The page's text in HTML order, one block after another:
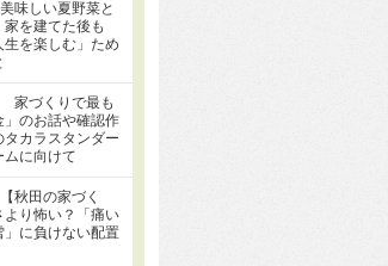
味しい夏野菜と
家を建てた後も
生を楽しむ」ため
づくりで最も
」のお話や確認作
タカラスタンダー
ムに向けて
秋田の家づく
より怖い？「痛い
」に負けない配置